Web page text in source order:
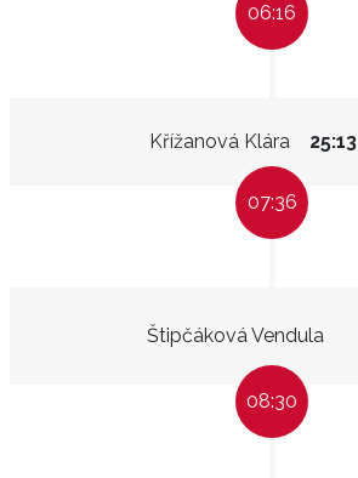
06:16
Křížanová Klára 25:13
07:36
Štipčáková Vendula
08:30